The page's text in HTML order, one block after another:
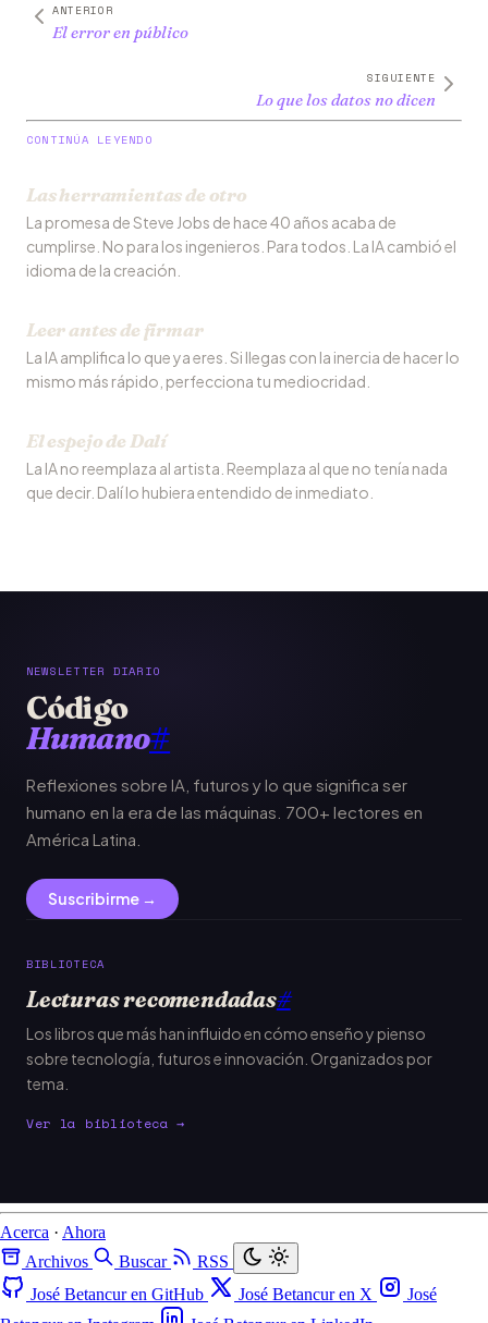
ANTERIOR
El error en público
SIGUIENTE
Lo que los datos no dicen
CONTINÚA LEYENDO
Las herramientas de otro
La promesa de Steve Jobs de hace 40 años acaba de
cumplirse. No para los ingenieros. Para todos. La IA cambió el
idioma de la creación.
Leer antes de firmar
La IA amplifica lo que ya eres. Si llegas con la inercia de hacer lo
mismo más rápido, perfecciona tu mediocridad.
El espejo de Dalí
La IA no reemplaza al artista. Reemplaza al que no tenía nada
que decir. Dalí lo hubiera entendido de inmediato.
NEWSLETTER DIARIO
Código
Humano#
Reflexiones sobre IA, futuros y lo que significa ser
humano en la era de las máquinas. 700+ lectores en
América Latina.
Suscribirme →
BIBLIOTECA
Lecturas recomendadas#
Los libros que más han influido en cómo enseño y pienso
sobre tecnología, futuros e innovación. Organizados por
tema.
Ver la biblioteca →
Acerca · Ahora
Archivos
Buscar
RSS
José Betancur en GitHub
José Betancur en X
José